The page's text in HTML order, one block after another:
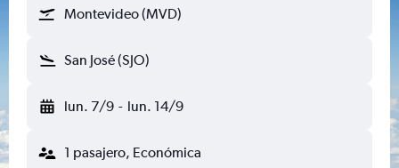
Montevideo (MVD)
San José (SJO)
lun. 7/9 - lun. 14/9
1 pasajero, Económica